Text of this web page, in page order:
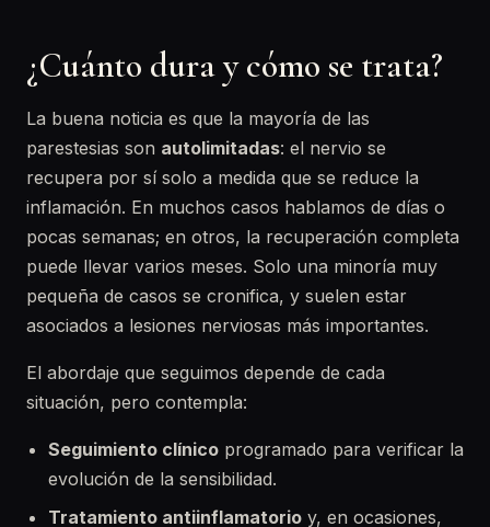
¿Cuánto dura y cómo se trata?
La buena noticia es que la mayoría de las
parestesias son autolimitadas: el nervio se
recupera por sí solo a medida que se reduce la
inflamación. En muchos casos hablamos de días o
pocas semanas; en otros, la recuperación completa
puede llevar varios meses. Solo una minoría muy
pequeña de casos se cronifica, y suelen estar
asociados a lesiones nerviosas más importantes.
El abordaje que seguimos depende de cada
situación, pero contempla:
Seguimiento clínico programado para verificar la
evolución de la sensibilidad.
Tratamiento antiinflamatorio y, en ocasiones,